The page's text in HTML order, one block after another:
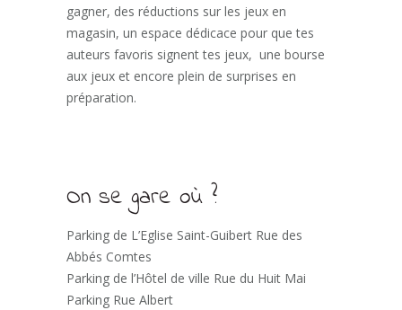
gagner, des réductions sur les jeux en
magasin, un espace dédicace pour que tes
auteurs favoris signent tes jeux, une bourse
aux jeux et encore plein de surprises en
préparation.
On se gare où ?
Parking de L’Eglise Saint-Guibert Rue des
Abbés Comtes
Parking de l’Hôtel de ville Rue du Huit Mai
Parking Rue Albert